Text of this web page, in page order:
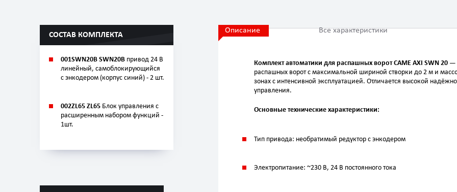
СОСТАВ КОМПЛЕКТА
001SWN20B SWN20B привод 24 В
линейный, самоблокирующийся
с энкодером (корпус синий) - 2 шт.
002ZL65 ZL65 Блок управления с
расширенным набором функций -
1шт.
Описание Все характеристики
Комплект автоматики для распашных ворот CAME AXI SWN 20 —
распашных ворот с максимальной шириной створки до 2 м и
зонах с интенсивной эксплуатацией. Отличается высокой
управления.
Основные технические характеристики:
Тип привода: необратимый редуктор с энкодером
Электропитание: ~230 В, 24 В постоянного тока